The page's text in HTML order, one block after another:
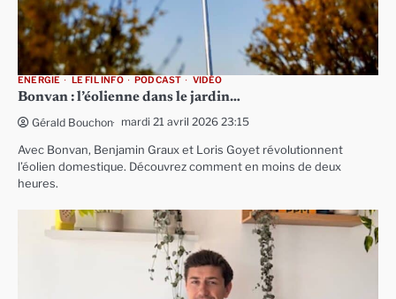
ENERGIE LE FIL INFO PODCAST VIDÉO
Bonvan : l’éolienne dans le jardin…
Gérald Bouchon mardi 21 avril 2026 23:15
Avec Bonvan, Benjamin Graux et Loris Goyet révolutionnent
l’éolien domestique. Découvrez comment en moins de deux
heures.